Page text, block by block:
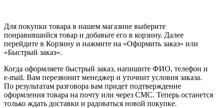
Для покупки товара в нашем магазине выберите
понравившийся товар и добавьте его в корзину. Далее
перейдите в Корзину и нажмите на «Оформить заказ» или
«Быстрый заказ».
Когда оформляете быстрый заказ, напишите ФИО, телефон и
e-mail. Вам перезвонит менеджер и уточнит условия заказа.
По результатам разговора вам придет подтверждение
оформления товара на почту или через СМС. Теперь останется
только ждать доставки и радоваться новой покупке.